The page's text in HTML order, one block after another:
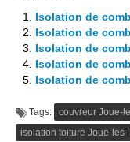
Isolation de
Isolation de
Isolation de
Isolation de
Isolation de
Tags: couvreur Joue-
isolation toiture Joue-les-